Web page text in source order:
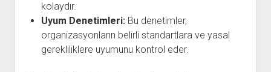
kolaydır.
Uyum Denetimleri:Bu denetimler,
organizasyonların belirli standartlara ve yasal
gerekliliklere uyumunu kontrol eder.